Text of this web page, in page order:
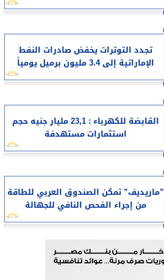
تجدد التوترات يخفض صادرات النفط
الإماراتية إلى 3.4 مليون برميل يومياً
القابضة للكهرباء : 23,1 مليار جنيه حجم
استثمارات مستهدفة
”ماريديف” تمكن الصندوق العربي للطاقة
من إجراء الفحص النافي للجهالة